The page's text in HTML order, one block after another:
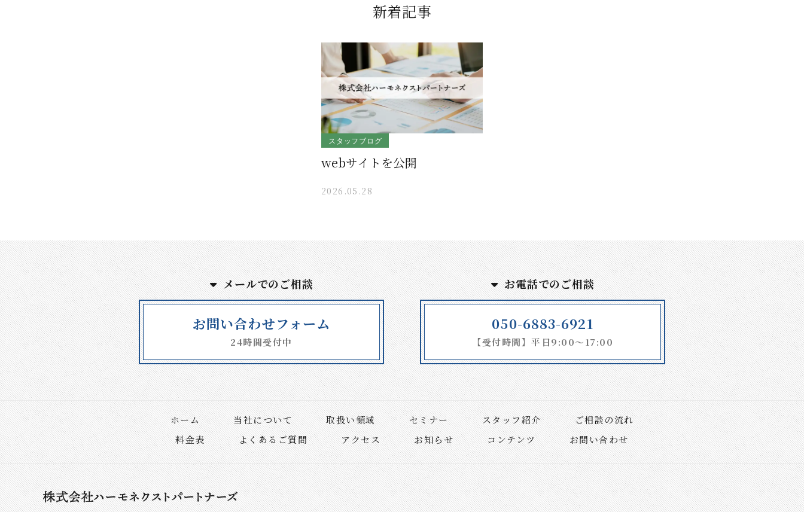
新着記事
スタッフブログ
webサイトを公開
2026.05.28
メールでのご相談
お問い合わせフォーム
24時間受付中
お電話でのご相談
050-6883-6921
【受付時間】平日9:00～17:00
ホーム 当社について 取扱い領域 セミナー スタッフ紹介
ご相談の流れ
料金表
よくあるご質問 アクセス お知らせ コンテンツ お問い合わせ